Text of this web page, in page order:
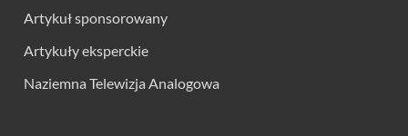
Artykuł sponsorowany
Artykuły eksperckie
Naziemna Telewizja Analogowa